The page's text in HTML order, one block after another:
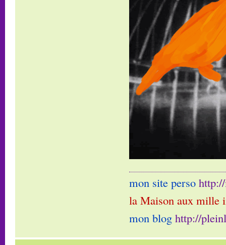
mon site perso
la Maison aux mille
mon blog http://